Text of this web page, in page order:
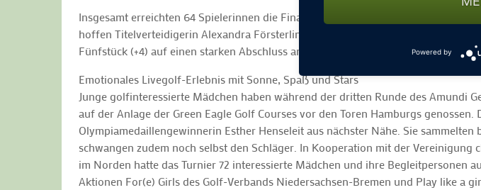
Insgesamt erreichten 64 Spielerinnen die Finalrunden am Wochenende,
hoffen Titelverteidigerin Alexandra Försterling (Par), Celina Sattelkau, Leonie
Fünfstück (+4) auf einen starken Abschluss am Sonntag.
Emotionales Livegolf-Erlebnis mit Sonne, Spaß und Stars
Junge golfinteressierte Mädchen haben während der dritten Runde des Amundi
auf der Anlage der Green Eagle Golf Courses vor den Toren Hamburgs
Olympiamedaillengewinnerin Esther Henseleit aus nächster Nähe. Sie
schwangen zudem noch selbst den Schläger. In Kooperation mit der
im Norden hatte das Turnier 72 interessierte Mädchen und ihre Begleitpersonen
Aktionen For(e) Girls des Golf-Verbands Niedersachsen-Bremen und Play like a
Powered by